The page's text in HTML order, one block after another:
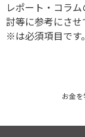
レポート・コラ
討等に参考にさせ
※は必須項目です。
お金